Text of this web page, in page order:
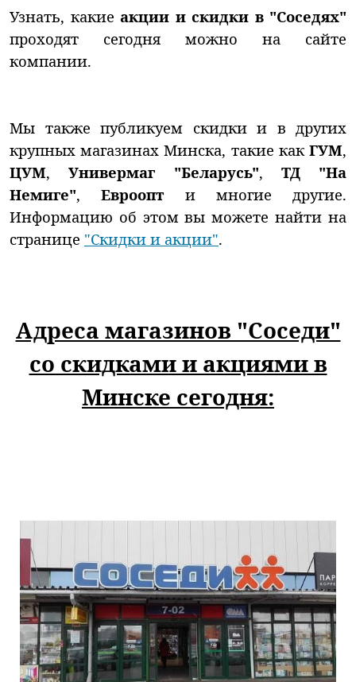
Узнать, какие акции и скидки в "Соседях"
проходят сегодня можно на сайте
компании.
Мы также публикуем скидки и в других
крупных магазинах Минска, такие как ГУМ,
ЦУМ,Универмаг "Беларусь", ТД "На
Немиге",Евроопти многие другие.
Информацию об этом вы можете найти на
странице "Скидки и акции".
Адреса магазинов "Соседи"
со скидками и акциями в
Минске сегодня: